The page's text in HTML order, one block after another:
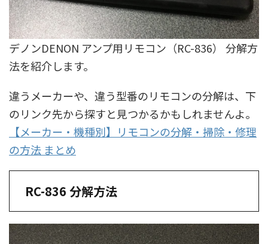
デノンDENON アンプ用リモコン（RC-836） 分解方
法を紹介します。
違うメーカーや、違う型番のリモコンの分解は、下
のリンク先から探すと見つかるかもしれませんよ。
【メーカー・機種別】リモコンの分解・掃除・修理
の方法 まとめ
RC-836 分解方法